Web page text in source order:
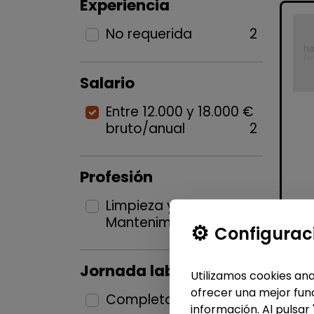
Experiencia
No requerida 2
Salario
Entre 12.000 y 18.000 €
bruto/anual
2
Profesión
Limpieza y
Mantenimiento
2
Jornada laboral
Completa 2
Utilizamos cookies
ofrecer una mejor
información. Al